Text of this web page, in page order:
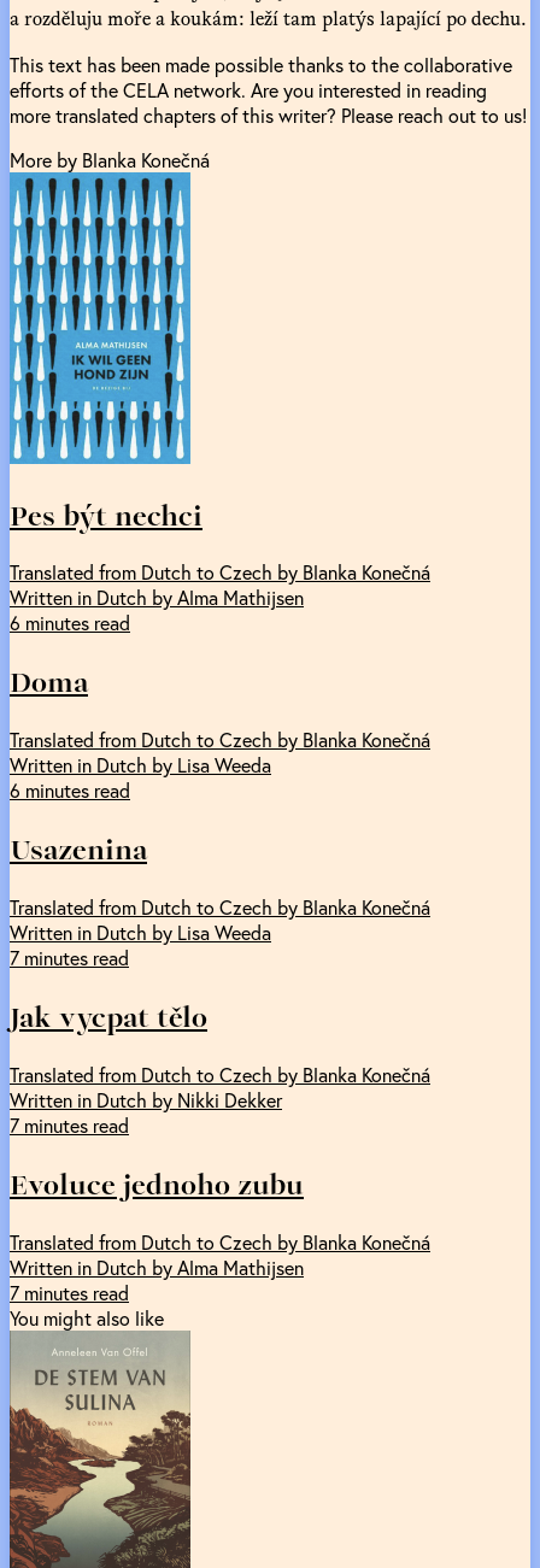
a rozděluju moře a koukám: leží tam platýs lapající po dechu.
This text has been made possible thanks to the collaborative
efforts of the CELA network. Are you interested in reading
more translated chapters of this writer? Please reach out to us!
More by Blanka Konečná
Pes být nechci
Translated from Dutch to Czech by Blanka Konečná
Written in Dutch by Alma Mathijsen
6 minutes read
Doma
Translated from Dutch to Czech by Blanka Konečná
Written in Dutch by Lisa Weeda
6 minutes read
Usazenina
Translated from Dutch to Czech by Blanka Konečná
Written in Dutch by Lisa Weeda
7 minutes read
Jak vycpat tělo
Translated from Dutch to Czech by Blanka Konečná
Written in Dutch by Nikki Dekker
7 minutes read
Evoluce jednoho zubu
Translated from Dutch to Czech by Blanka Konečná
Written in Dutch by Alma Mathijsen
7 minutes read
You might also like